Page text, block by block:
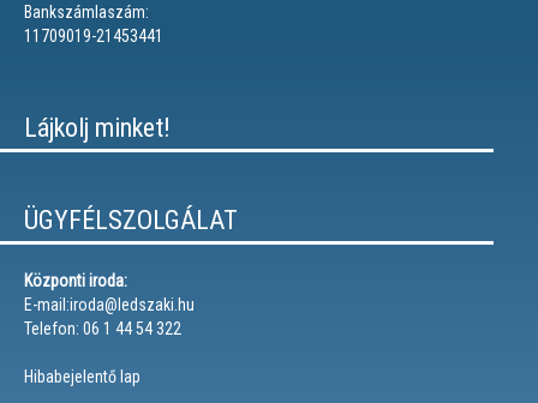
Bankszámlaszám:
11709019-21453441
Lájkolj minket!
ÜGYFÉLSZOLGÁLAT
Központi iroda:
E-mail:iroda@ledszaki.hu
Telefon: 06 1 44 54 322
Hibabejelentő lap